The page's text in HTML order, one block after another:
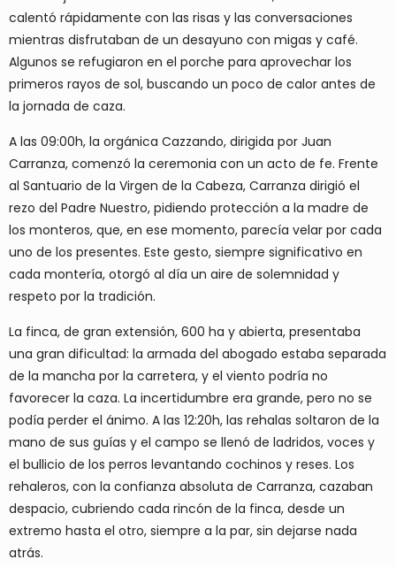
calentó rápidamente con las risas y las conversaciones
mientras disfrutaban de un desayuno con migas y café.
Algunos se refugiaron en el porche para aprovechar los
primeros rayos de sol, buscando un poco de calor antes de
la jornada de caza.
A las 09:00h, la orgánica Cazzando, dirigida por Juan
Carranza, comenzó la ceremonia con un acto de fe. Frente
al Santuario de la Virgen de la Cabeza, Carranza dirigió el
rezo del Padre Nuestro, pidiendo protección a la madre de
los monteros, que, en ese momento, parecía velar por cada
uno de los presentes. Este gesto, siempre significativo en
cada montería, otorgó al día un aire de solemnidad y
respeto por la tradición.
La finca, de gran extensión, 600 ha y abierta, presentaba
una gran dificultad: la armada del abogado estaba separada
de la mancha por la carretera, y el viento podría no
favorecer la caza. La incertidumbre era grande, pero no se
podía perder el ánimo. A las 12:20h, las rehalas soltaron de la
mano de sus guías y el campo se llenó de ladridos, voces y
el bullicio de los perros levantando cochinos y reses. Los
rehaleros, con la confianza absoluta de Carranza, cazaban
despacio, cubriendo cada rincón de la finca, desde un
extremo hasta el otro, siempre a la par, sin dejarse nada
atrás.